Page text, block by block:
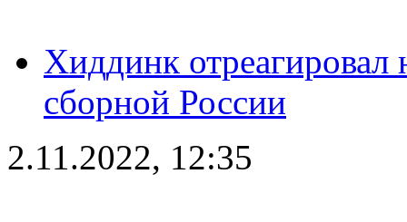
Хиддинк отреагировал
сборной России
2.11.2022, 12:35